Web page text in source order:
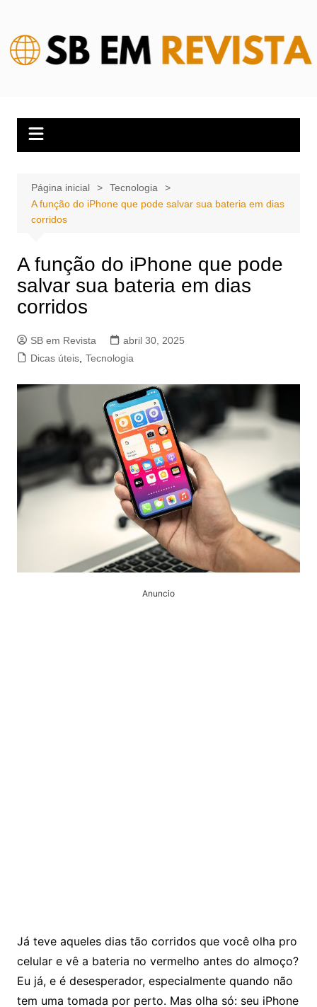
conteúdo
Página inicial
Tecnologia
A função do iPhone que pode salvar sua bateria em dias
corridos
A função do iPhone que pode
salvar sua bateria em dias
corridos
SB em Revista
abril 30, 2025
Dicas úteis, Tecnologia
Anuncio
Já teve aqueles dias tão corridos que você olha pro
celular e vê a bateria no vermelho antes do almoço?
Eu já, e é desesperador, especialmente quando não
tem uma tomada por perto. Mas olha só: seu iPhone